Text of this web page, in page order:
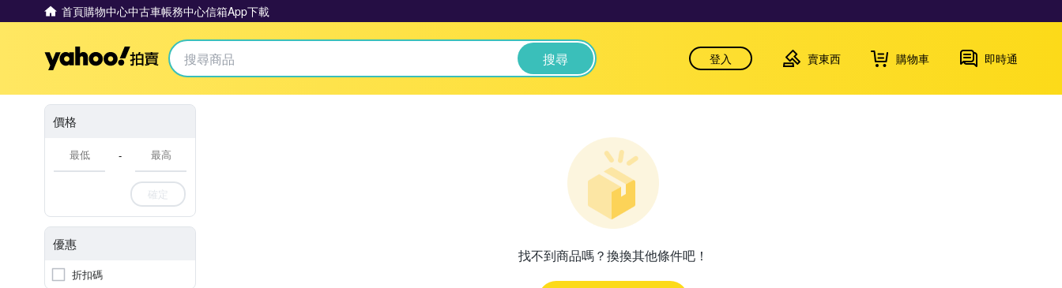
首頁購物中心中古車帳務中心信箱App下載
Yahoo拍賣 搜尋 登入 賣東西 購物車 即時通
價格
-
確定
優惠
折扣碼
找不到商品嗎？換換其他條件吧！